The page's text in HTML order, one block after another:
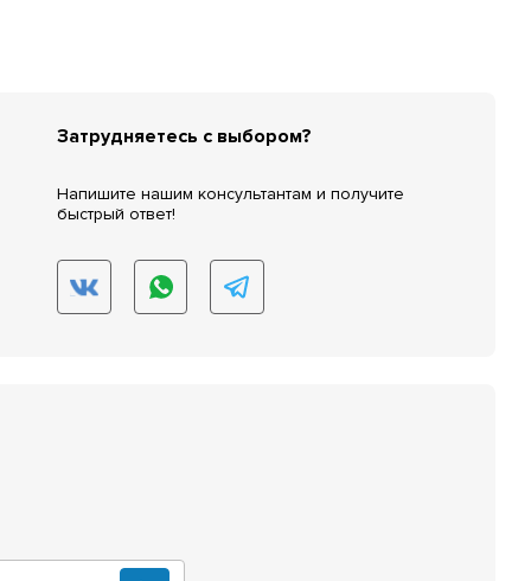
Затрудняетесь с выбором?
Напишите нашим консультантам и получите
быстрый ответ!